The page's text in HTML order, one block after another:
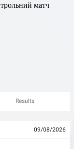
Results
09/08/2026